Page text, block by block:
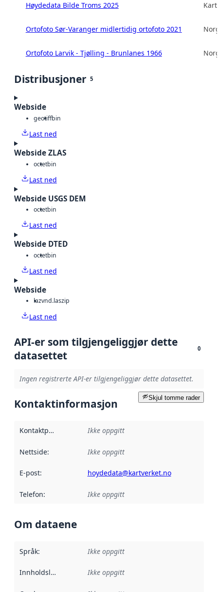
Høydedata Bilde Troms 2025
Ortofoto Sør-Varanger midlertidig ortofoto 2021
Ortofoto Larvik - Tjølling - Brunlanes 1966
Distribusjoner 5
Webside
geotiffbin
Last ned
Webside ZLAS
octetbin
Last ned
Webside USGS DEM
octetbin
Last ned
Webside DTED
octetbin
Last ned
Webside
lazvnd.laszip
Last ned
API-er som tilgjengeliggjør dette
datasettet
0
Ingen registrerte API-er tilgjengeliggjør dette datasettet.
Skjul tomme rader
Kontaktinformasjon
Kontaktpunkt Ikke oppgitt
Nettside: Ikke oppgitt
E-post: hoydedata@kartverket.no
Telefon: Ikke oppgitt
Om dataene
Språk: Ikke oppgitt
Innholdsleverandører :
Ikke oppgitt